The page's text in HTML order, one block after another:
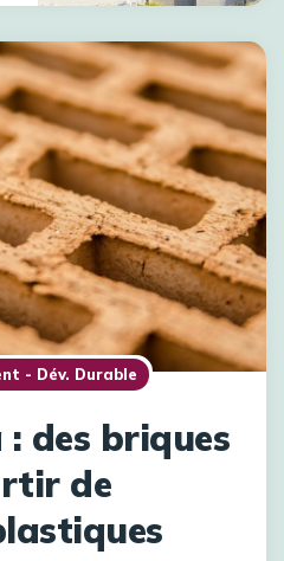
- Dév. Durable
: des briques
de